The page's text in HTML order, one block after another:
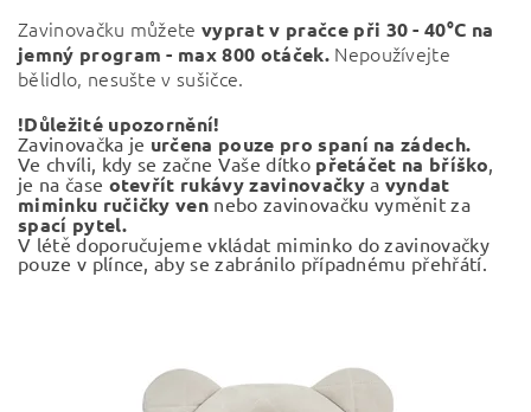
Zavinovačku můžetevyprat v pračce při 30 - 40°C na
jemný program - max 800 otáček. Nepoužívejte
bělidlo, nesušte v sušičce.
!Důležité upozornění!
Zavinovačka je určena pouze pro spaní na zádech.
Ve chvíli, kdy se začne Vaše dítko přetáčet na bříško,
je na čase otevřít rukávy zavinovačkya vyndat
miminku ručičky ven nebo zavinovačku vyměnit za
spací pytel.
V létě doporučujeme vkládat miminko do zavinovačky
pouze v plínce, aby se zabránilo případnému přehřátí.